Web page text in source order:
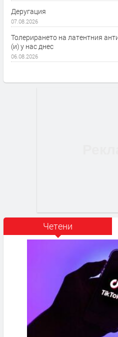
Деругация
07.08.2026
Толерирането на латентния
(и) у нас днес
06.08.2026
Четени